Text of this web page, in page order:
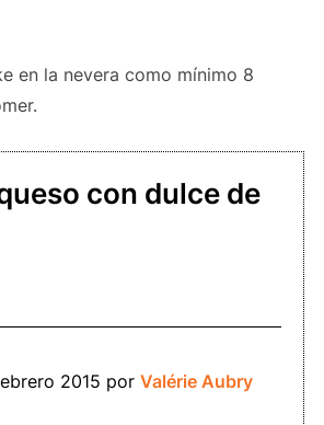
en la nevera como mínimo 8
con dulce de
2015 por Valérie Aubry